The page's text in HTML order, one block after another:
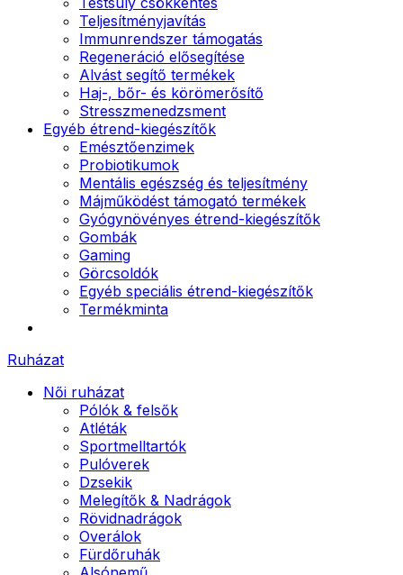
Teljesítményjavítás
Immunrendszer támogatás
Regeneráció elősegítése
Alvást segítő termékek
Haj-, bőr- és körömerősítő
Stresszmenedzsment
Egyéb étrend-kiegészítők
Emésztőenzimek
Probiotikumok
Mentális egészség és teljesítmény
Májműködést támogató termékek
Gyógynövényes étrend-kiegészítők
Gombák
Gaming
Görcsoldók
Egyéb speciális étrend-kiegészítők
Termékminta
Ruházat
Női ruházat
Pólók & felsők
Atléták
Sportmelltartók
Pulóverek
Dzsekik
Melegítők & Nadrágok
Rövidnadrágok
Overálok
Fürdőruhák